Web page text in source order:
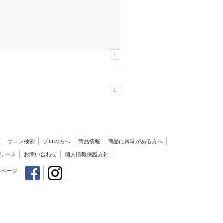
1
1
サロン検索 プロの方へ 商品情報 商品に興味がある方へ
ース お問い合わせ 個人情報保護方針
ージ